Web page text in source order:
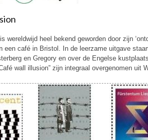
wereldwijd heel bekend geworden door zijn
een café in Bristol. In de leerzame uitgave
en Gregory en over de Engelse
wall illusion” zijn integraal overgenomen uit